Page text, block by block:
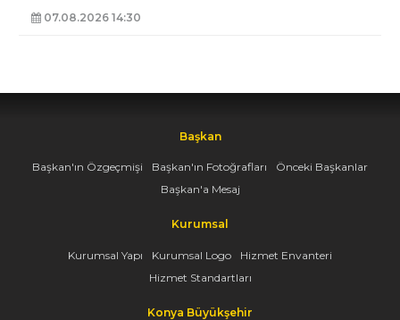
07.08.2026 14:30
Başkan
Başkan'ın Özgeçmişi Başkan'ın Fotoğrafları
Önceki Başkanlar
Başkan'a Mesaj
Kurumsal
Kurumsal Yapı Kurumsal Logo
Hizmet Envanteri
Hizmet Standartları
Konya Büyükşehir